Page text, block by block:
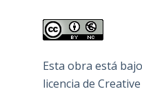
Esta obra está
licencia de